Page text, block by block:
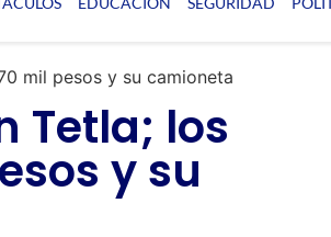
mil pesos y su camioneta
Tetla; los
y su